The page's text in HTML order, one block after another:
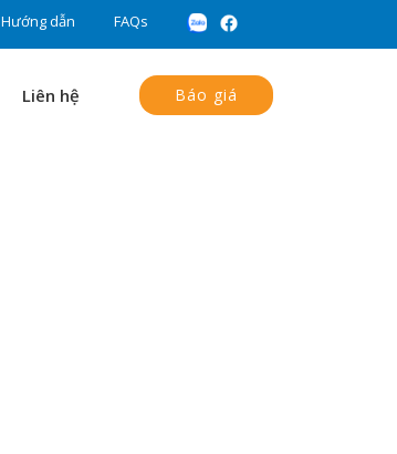
Hướng dẫn FAQs
Liên hệ Báo giá